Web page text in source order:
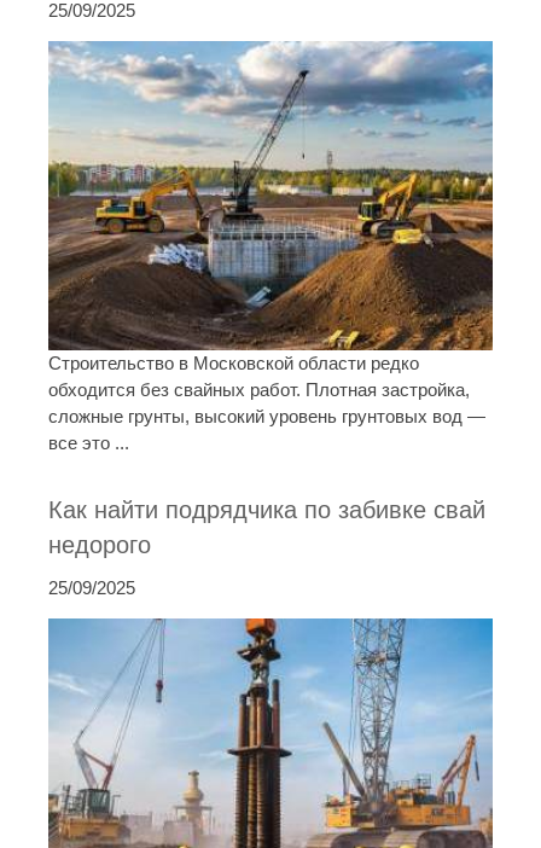
25/09/2025
Строительство в Московской области редко
обходится без свайных работ. Плотная застройка,
сложные грунты, высокий уровень грунтовых вод —
все это ...
Как найти подрядчика по забивке свай
недорого
25/09/2025